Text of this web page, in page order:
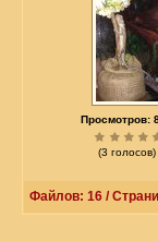
Просмотров:
(3 голосов)
Файлов: 16 /